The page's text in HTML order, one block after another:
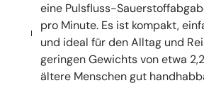
eine Pulsfluss-
pro Minute. Es ist kompakt,
und ideal für den Alltag und
geringen Gewichts von etwa
ältere Menschen gut